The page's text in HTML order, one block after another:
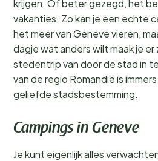
krijgen. Of beter gezegd, het
vakanties. Zo kan je een echte
het meer van Geneve vieren,
dagje wat anders wilt maak je
stedentrip van door de stad in
van de regio Romandië is
geliefde stadsbestemming.
Campings in Geneve
Je kunt eigenlijk alles